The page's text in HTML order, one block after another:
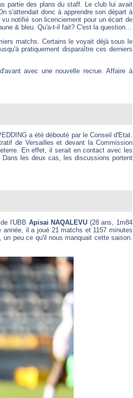
partie des plans du staff. Le club lui avait
s'attendait donc à apprendre son départ à
notifié son licenciement pour un écart de
& bleu. Qu'a-t-il fait? C'est la question...
matchs. Certains le voyait déjà sous le
pratiquement disparaître ces derniers
avec une nouvelle recrue. Affaire à
a été débouté par le Conseil d'Etat.
de Versailles et devant la Commission
En effet, il serait en contact avec les
les deux cas, les discussions portent
l'UBB Apisai NAQALEVU (28 ans, 1m84
il a joué 21 matchs et 1157 minutes
peu ce qu'il nous manquait cette saison.